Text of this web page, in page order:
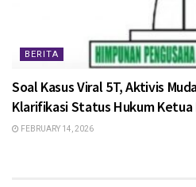
BERITA
Soal Kasus Viral 5T, Aktivis
Klarifikasi Status Hukum Ketua
FEBRUARY 14, 2026